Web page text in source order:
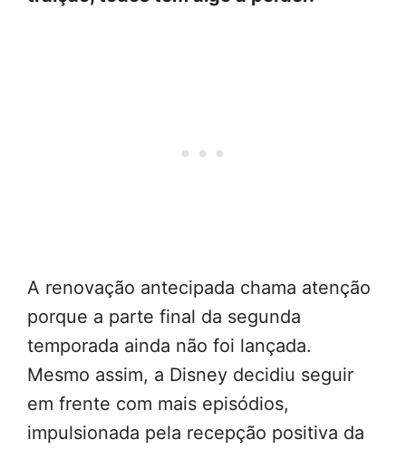
A renovação antecipada chama atenção
porque a parte final da segunda
temporada ainda não foi lançada.
Mesmo assim, a Disney decidiu seguir
em frente com mais episódios,
impulsionada pela recepção positiva da